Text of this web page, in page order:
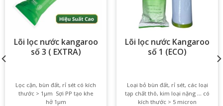
Lõi lọc nước kangaroo
số 3 ( EXTRA)
Lọc cặn, bùn đất, rỉ sét có kích
thước > 1µm Sợi PP tạo khe
hở 1µm
Lõi lọc nước Kangaroo
số 1 (ECO)
Loại bỏ bùn đất, rỉ sét, các loại
tạp chất thô, kim loại nặng … có
kích thước > 5 micron